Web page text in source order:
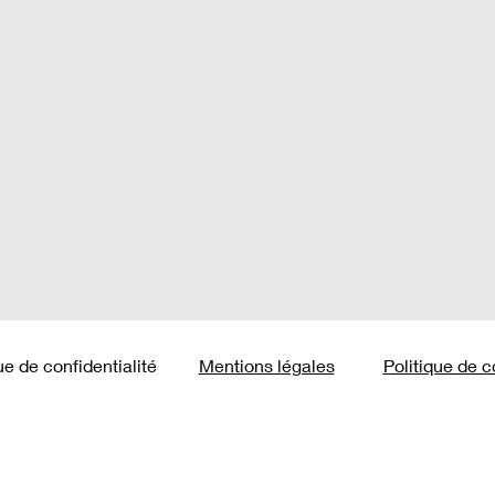
de confidentialité Mentions légales Politique de